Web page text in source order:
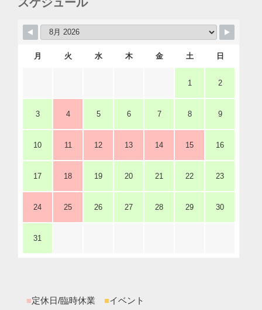
月 火 水 木 金 土 日
1 2
3 4 5 6 7 8 9
10 11 12 13 14 15 16
17 18 19 20 21 22 23
24 25 26 27 28 29 30
31
■定休日/臨時休業 ■イベント